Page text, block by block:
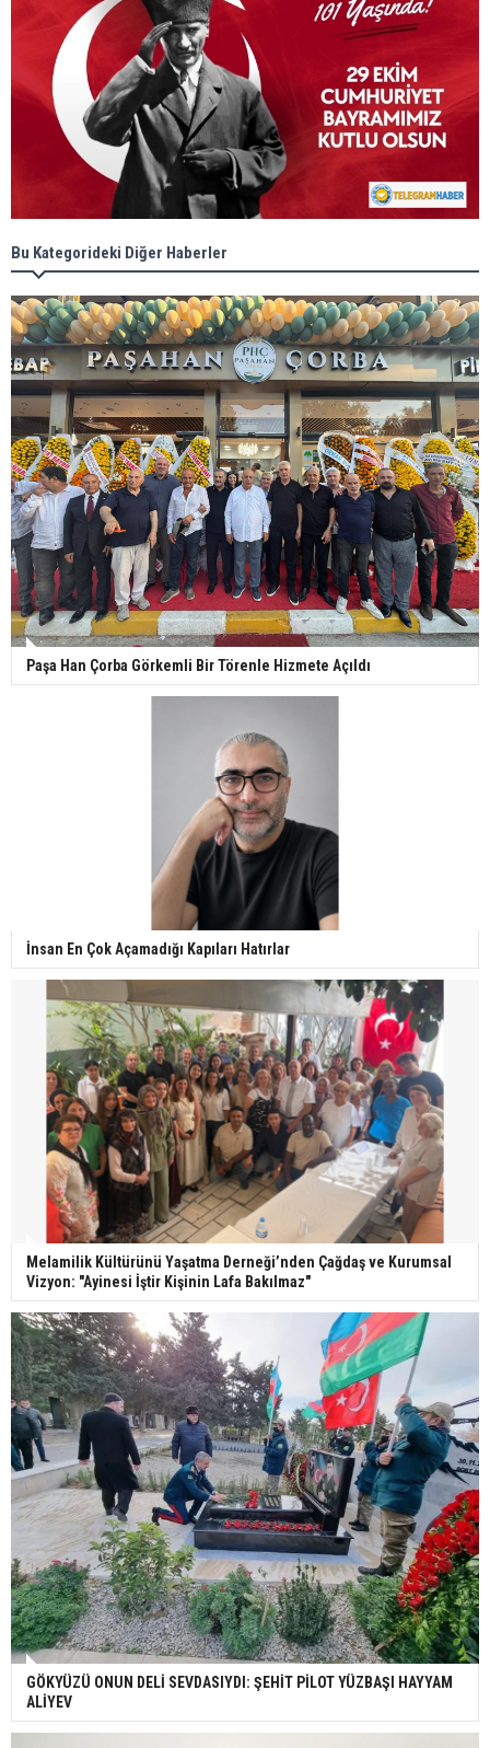
Bu Kategorideki Diğer Haberler
Paşa Han Çorba Görkemli Bir Törenle Hizmete Açıldı
İnsan En Çok Açamadığı Kapıları Hatırlar
Melamilik Kültürünü Yaşatma Derneği’nden Çağdaş ve Kurumsal
Vizyon: "Ayinesi İştir Kişinin Lafa Bakılmaz"
GÖKYÜZÜ ONUN DELİ SEVDASIYDI: ŞEHİT PİLOT YÜZBAŞI HAYYAM
ALİYEV